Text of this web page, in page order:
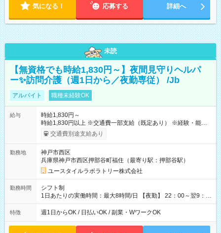
気になる！ 応募する 詳細へ
未読
【無資格でも時給1,830円～】夜間見守りヘルパ
ー✨訪問介護（週1日から／夜勤専従） /Jb
アルバイト 職種未経験OK
給与
時給1,830円～
時給1,830円以上 ※交通費一部支給（既定あり） ※経験・能力を
考慮して決定します 【収入例】 週1回勤務の場合：1,830円×8時
間×4回=5万8,560円 週3回勤務の場合：1,830円×8時間×12回
月 ※ 雇用形態と給与に、本採用時と異なる部分があります。 雇
用形態：本採用時と同じです。 給与：時給 1,550円以上
交通費別途支給あり
勤務地
神戸市西区
兵庫県神戸市西区押部谷町福住（最寄り駅：押部谷駅）
ユースタイルラボラトリー株式会社
勤務時間
シフト制
1日あたりの実働時間：最大8時間/日 【夜勤】 22：00～翌9：
00 ※週1日～OK ／ 夜勤専従 ＊＊ 勤務時間例 ＊＊ ■22時か
ら翌7時 ■23時から翌8時 ■24時から翌9時 など ※上記の時間
ます。 ※曜日固定（毎週同じ曜日での勤務となります）
特徴 週1日からOK / 日払いOK / 副業・WワークOK